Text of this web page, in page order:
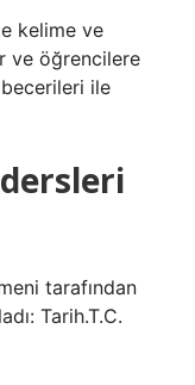
kelime ve
ve öğrencilere
ile
tarafından
Tarih.T.C.